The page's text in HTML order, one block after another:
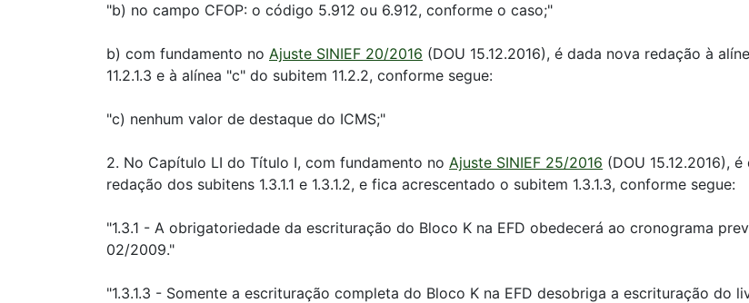
"b) no campo CFOP: o código 5.912 ou 6.912, conforme o caso;"
b) com fundamento no Ajuste SINIEF 20/2016 (DOU 15.12.2016), é dada nova redação à
11.2.1.3 e à alínea "c" do subitem 11.2.2, conforme segue:
"c) nenhum valor de destaque do ICMS;"
2. No Capítulo LI do Título I, com fundamento no Ajuste SINIEF 25/2016 (DOU 15.12.2016),
redação dos subitens 1.3.1.1 e 1.3.1.2, e fica acrescentado o subitem 1.3.1.3, conforme segue:
"1.3.1 - A obrigatoriedade da escrituração do Bloco K na EFD obedecerá ao cronograma
02/2009."
"1.3.1.3 - Somente a escrituração completa do Bloco K na EFD desobriga a escrituração do